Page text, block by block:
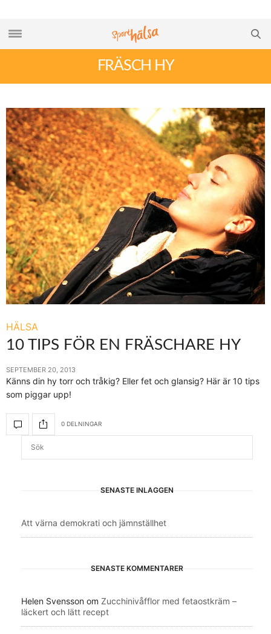
FRÄSCH HY
HÄLSA
10 TIPS FÖR EN FRÄSCHARE HY
SEPTEMBER 20, 2013
Känns din hy torr och tråkig? Eller fet och glansig? Här är 10 tips
som piggar upp!
0 DELNINGAR
SENASTE INLÄGGEN
Att värna demokrati och jämnställhet
SENASTE KOMMENTARER
Helen Svensson om Zucchinivåfflor med fetaostkräm –
läckert och lätt recept